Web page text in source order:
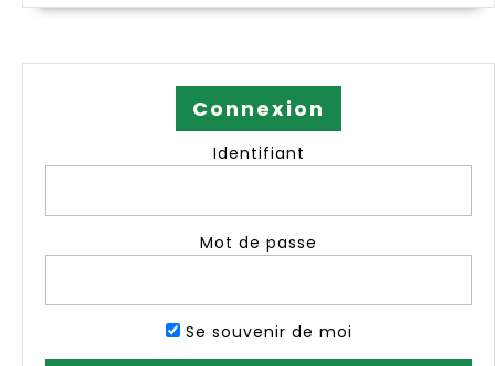
Connexion
Identifiant
Mot de passe
Se souvenir de moi